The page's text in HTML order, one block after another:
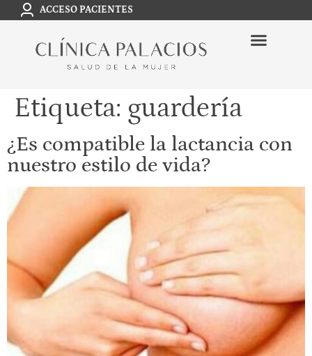
ACCESO PACIENTES
Etiqueta: guardería
¿Es compatible la lactancia con
nuestro estilo de vida?